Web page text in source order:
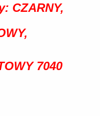
CZARNY,
7040